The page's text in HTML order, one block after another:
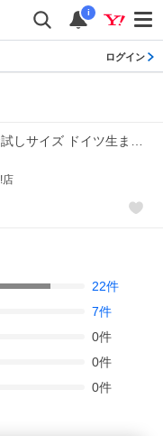
i
ログイン
店
22件
7件
0件
0件
0件